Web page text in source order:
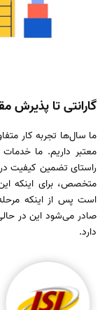
گارانتی تا پذیرش
ما سال‌ها تجربه کار
معتبر داریم. ما خدمات
راستای تضمین کیفیت
متخصص، برای اینکه
است پس از اینکه مرحله
صادر می‌شود این در
دارد.